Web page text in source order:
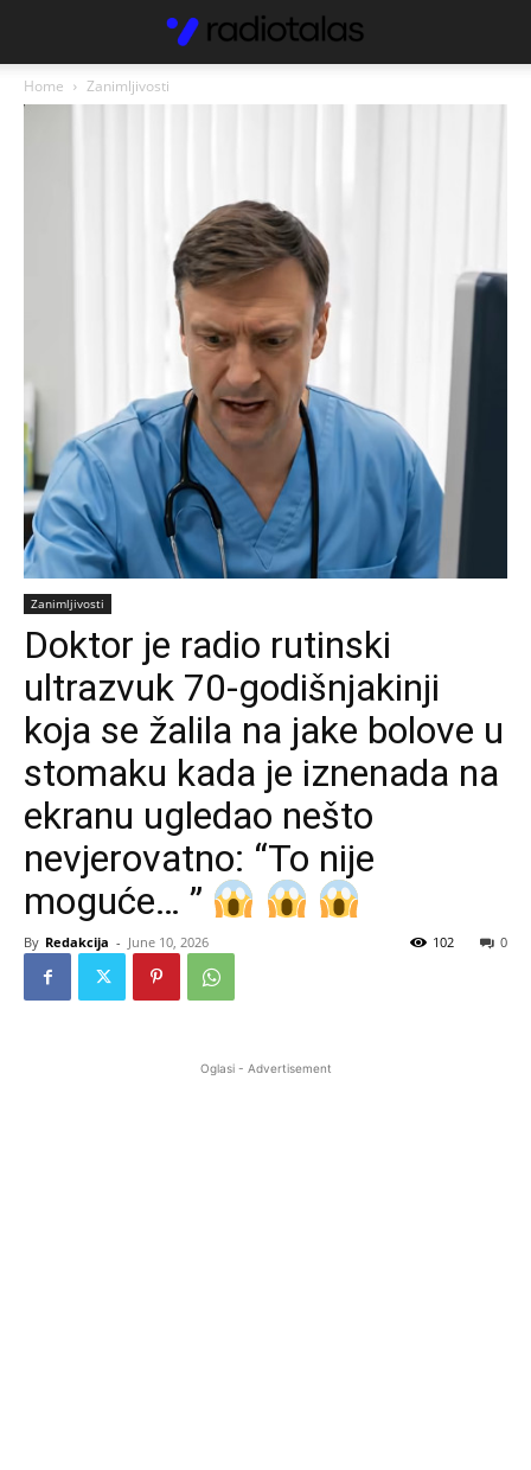
Home Zanimljivosti
Zanimljivosti
Doktor je radio rutinski
ultrazvuk 70-godišnjakinji
koja se žalila na jake bolove u
stomaku kada je iznenada na
ekranu ugledao nešto
nevjerovatno: “To nije
moguće… ”
By Redakcija - June 10, 2026 0
102
Oglasi - Advertisement